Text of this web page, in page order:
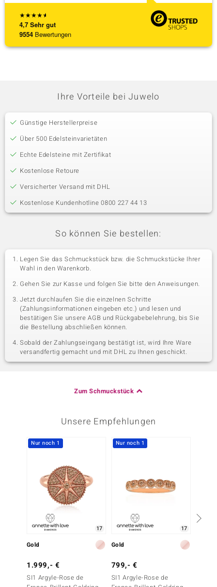
★★★★★
4,7 Sehr gut
9554 Bewertungen
Ihre Vorteile bei Juwelo
Günstige Herstellerpreise
Über 500 Edelsteinvarietäten
Echte Edelsteine mit Zertifikat
Kostenlose Retoure
Versicherter Versand mit DHL
Kostenlose Kundenhotline 0800 227 44 13
So können Sie bestellen:
Legen Sie das Schmuckstück bzw. die Schmuckstücke Ihrer
Wahl in den Warenkorb.
Gehen Sie zur Kasse und folgen Sie bitte den Anweisungen.
Jetzt durchlaufen Sie die einzelnen Schritte
(Zahlungsinformationen eingeben etc.) und lesen und
bestätigen Sie unsere AGB und Rückgabebelehrung, bis Sie
die Bestellung abschließen können.
Sobald der Zahlungseingang bestätigt ist, wird Ihre Ware
versandfertig gemacht und mit DHL zu Ihnen geschickt.
Zum Schmuckstück
Unsere Empfehlungen
Nur noch 1
17
Gold
1.999,- €
SI1 Argyle-Rose de
Nur noch 1
17
Gold
799,- €
SI1 Argyle-Rose de